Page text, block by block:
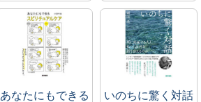
369/K
1003562
遠山研究室（453研
究室）
専有資料のため閲覧
不可
1003563
遠山研究室（453研
究室）
専有資料のため閲覧
不可
広尾研究室
あなたにもできる
いのちに驚く対話